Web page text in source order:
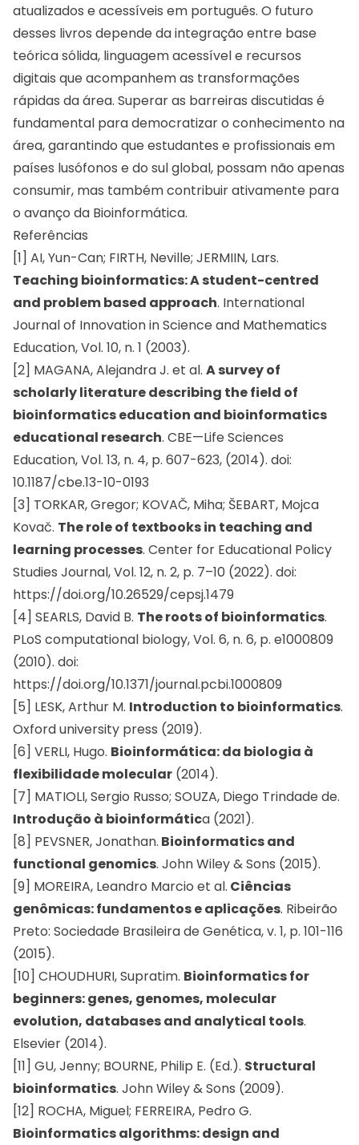
atualizados e acessíveis em português. O futuro
desses livros depende da integração entre base
teórica sólida, linguagem acessível e recursos
digitais que acompanhem as transformações
rápidas da área. Superar as barreiras discutidas é
fundamental para democratizar o conhecimento na
área, garantindo que estudantes e profissionais em
países lusófonos e do sul global, possam não apenas
consumir, mas também contribuir ativamente para
o avanço da Bioinformática.
Referências
[1] AI, Yun-Can; FIRTH, Neville; JERMIIN, Lars.
Teaching bioinformatics: A student-centred
and problem based approach. International
Journal of Innovation in Science and Mathematics
Education, Vol. 10, n. 1 (2003).
[2] MAGANA, Alejandra J. et al. A survey of
scholarly literature describing the field of
bioinformatics education and bioinformatics
educational research. CBE—Life Sciences
Education, Vol. 13, n. 4, p. 607-623, (2014). doi:
10.1187/cbe.13-10-0193
[3] TORKAR, Gregor; KOVAČ, Miha; ŠEBART, Mojca
Kovač. The role of textbooks in teaching and
learning processes. Center for Educational Policy
Studies Journal, Vol. 12, n. 2, p. 7–10 (2022). doi:
https://doi.org/10.26529/cepsj.1479
[4] SEARLS, David B. The roots of bioinformatics.
PLoS computational biology, Vol. 6, n. 6, p. e1000809
(2010). doi:
https://doi.org/10.1371/journal.pcbi.1000809
[5] LESK, Arthur M. Introduction to bioinformatics.
Oxford university press (2019).
[6] VERLI, Hugo. Bioinformática: da biologia à
flexibilidade molecular (2014).
[7] MATIOLI, Sergio Russo; SOUZA, Diego Trindade de.
Introdução à bioinformática (2021).
[8] PEVSNER, Jonathan. Bioinformatics and
functional genomics. John Wiley & Sons (2015).
[9] MOREIRA, Leandro Marcio et al. Ciências
genômicas: fundamentos e aplicações. Ribeirão
Preto: Sociedade Brasileira de Genética, v. 1, p. 101-116
(2015).
[10] CHOUDHURI, Supratim. Bioinformatics for
beginners: genes, genomes, molecular
evolution, databases and analytical tools.
Elsevier (2014).
[11] GU, Jenny; BOURNE, Philip E. (Ed.). Structural
bioinformatics. John Wiley & Sons (2009).
[12] ROCHA, Miguel; FERREIRA, Pedro G.
Bioinformatics algorithms: design and